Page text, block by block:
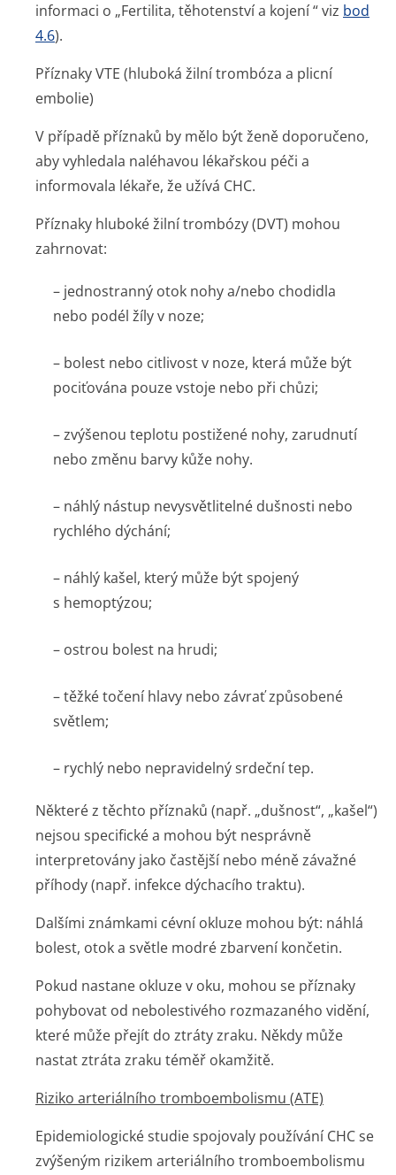
informaci o „Fertilita, těhotenství a kojení “ viz bod
4.6).
Příznaky VTE (hluboká žilní trombóza a plicní
embolie)
V případě příznaků by mělo být ženě doporučeno,
aby vyhledala naléhavou lékařskou péči a
informovala lékaře, že užívá CHC.
Příznaky hluboké žilní trombózy (DVT) mohou
zahrnovat:
– jednostranný otok nohy a/nebo chodidla
nebo podél žíly v noze;
– bolest nebo citlivost v noze, která může být
pociťována pouze vstoje nebo při chůzi;
– zvýšenou teplotu postižené nohy, zarudnutí
nebo změnu barvy kůže nohy.
– náhlý nástup nevysvětlitelné dušnosti nebo
rychlého dýchání;
– náhlý kašel, který může být spojený
s hemoptýzou;
– ostrou bolest na hrudi;
– těžké točení hlavy nebo závrať způsobené
světlem;
– rychlý nebo nepravidelný srdeční tep.
Některé z těchto příznaků (např. „dušnost“, „kašel“)
nejsou specifické a mohou být nesprávně
interpretovány jako častější nebo méně závažné
příhody (např. infekce dýchacího traktu).
Dalšími známkami cévní okluze mohou být: náhlá
bolest, otok a světle modré zbarvení končetin.
Pokud nastane okluze v oku, mohou se příznaky
pohybovat od nebolestivého rozmazaného vidění,
které může přejít do ztráty zraku. Někdy může
nastat ztráta zraku téměř okamžitě.
Riziko arteriálního tromboembolismu (ATE)
Epidemiologické studie spojovaly používání CHC se
zvýšeným rizikem arteriálního tromboembolismu